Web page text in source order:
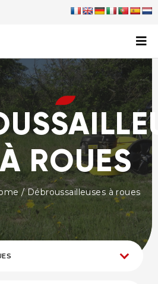
À ROUES
/ Débroussailleuses à roues